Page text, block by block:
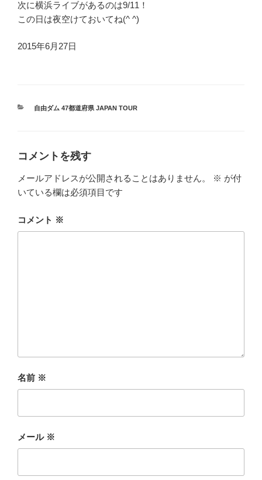
次に横浜ライブがあるのは9/11！
この日は夜空けておいてね(^ ^)
2015年6月27日
カ
自由ダム 47都道府県 JAPAN TOUR
コメントを残す
メールアドレスが公開されることはありません。 ※ が付
いている欄は必須項目です
コメント ※
名前 ※
メール ※